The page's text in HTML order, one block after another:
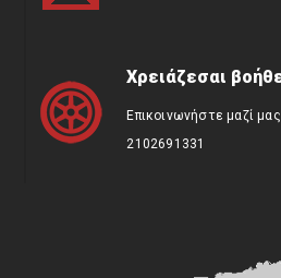
Χρειάζεσαι
Επικοινωνήστε μαζί μας
2102691331